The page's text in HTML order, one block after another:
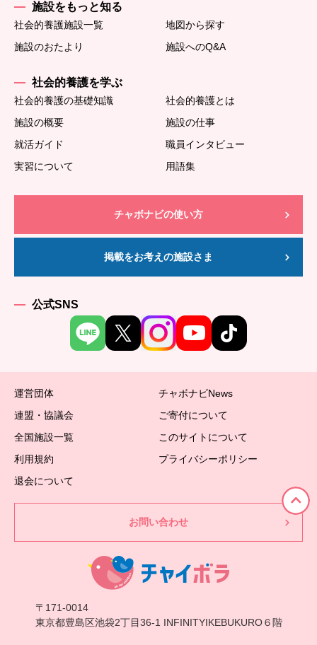
施設をもっと知る
社会的養護施設一覧
地図から探す
施設のおたより
施設へのQ&A
社会的養護を学ぶ
社会的養護の基礎知識
社会的養護とは
施設の概要
施設の仕事
就活ガイド
職員インタビュー
実習について
用語集
チャボナビの使い方
掲載をお考えの施設さま
公式SNS
運営団体
チャボナビNews
連盟・協議会
ご寄付について
全国施設一覧
このサイトについて
利用規約
プライバシーポリシー
退会について
お問い合わせ
〒171-0014
東京都豊島区池袋2丁目36-1 INFINITYIKEBUKURO６階